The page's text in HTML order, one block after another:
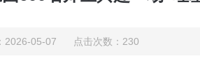
2026-05-07 点击次数：230